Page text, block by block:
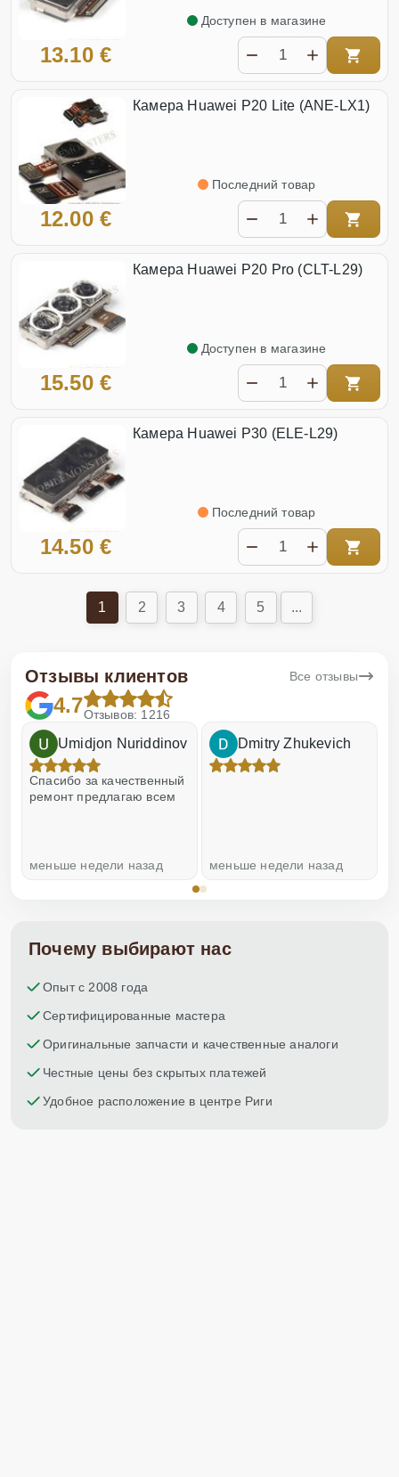
13.10 €
Доступен в магазине
Камера Huawei P20 Lite (ANE-LX1)
12.00 €
Последний товар
Камера Huawei P20 Pro (CLT-L29)
15.50 €
Доступен в магазине
Камера Huawei P30 (ELE-L29)
14.50 €
Последний товар
1 2 3 4 5 ...
Отзывы клиентов Все отзывы
4.7Отзывов: 1216
Umidjon Nuriddinov
Спасибо за качественный
ремонт предлагаю всем
меньше недели назад
Dmitry Zhukevich
меньше недели назад
Почему выбирают нас
Опыт с 2008 года
Сертифицированные мастера
Оригинальные запчасти и качественные аналоги
Честные цены без скрытых платежей
Удобное расположение в центре Риги